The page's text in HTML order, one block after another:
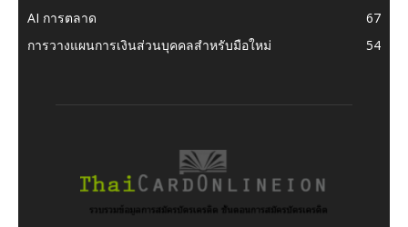
AI การตลาด
67
การวางแผนการเงินส่วนบุคคลสำหรับมือใหม่
54